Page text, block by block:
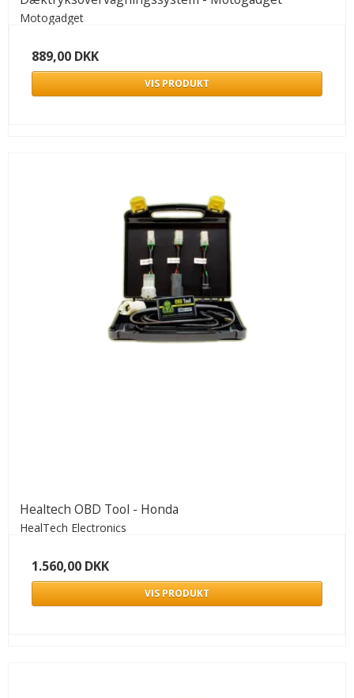
Motogadget
889,00 DKK
VIS PRODUKT
Healtech OBD Tool - Honda
HealTech Electronics
1.560,00 DKK
VIS PRODUKT